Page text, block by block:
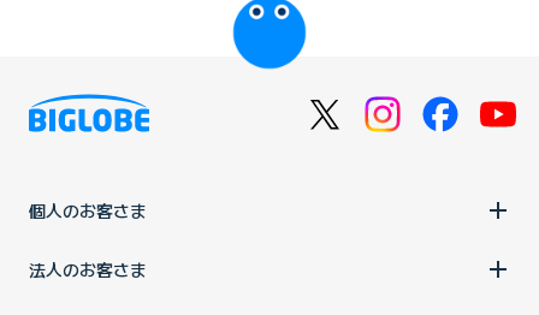
個人のお客さま
法人のお客さま